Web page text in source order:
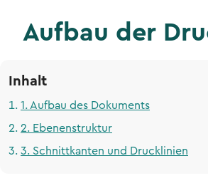
Aufbau der
Inhalt
1. Aufbau des Dokuments
2. Ebenenstruktur
3. Schnittkanten und Drucklinien